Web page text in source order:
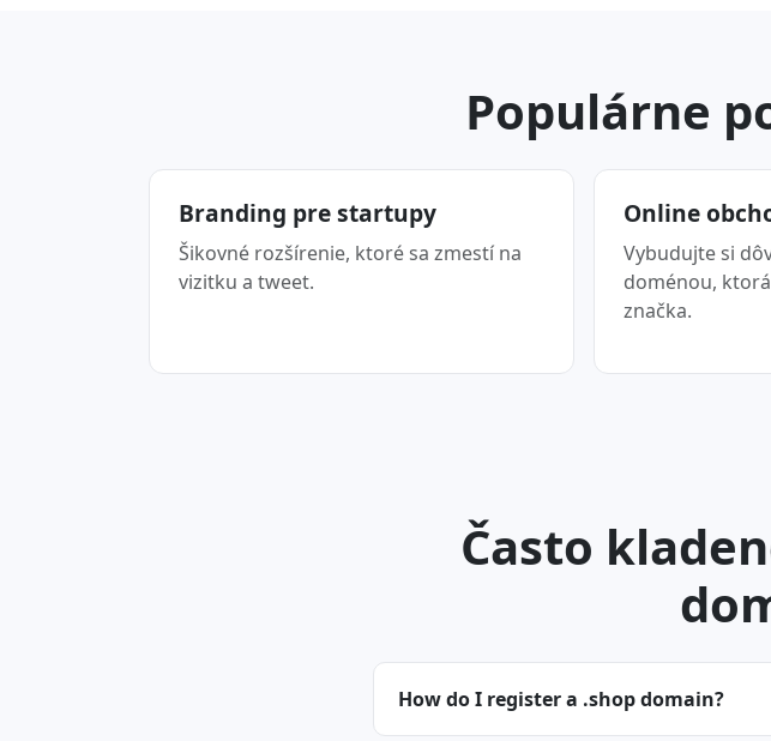
Populárne
Branding pre startupy
Šikovné rozšírenie, ktoré sa zmestí na
vizitku a tweet.
Online
Vybudujte si
doménou,
značka.
Často
How do I register a .shop domain?